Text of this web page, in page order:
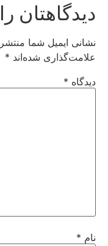
دیدگاهتان
نشانی ایمیل شما
علامت‌گذاری شده‌اند *
دیدگاه *
نام *